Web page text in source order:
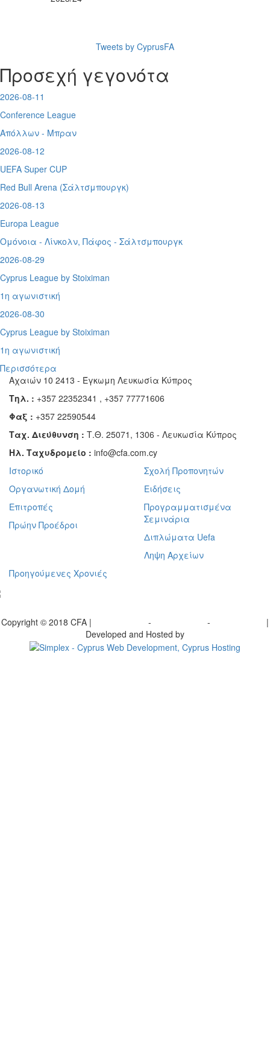
Tweets by CyprusFA
Προσεχή γεγονότα
2026-08-11
Conference League
Απόλλων - Μπραν
2026-08-12
UEFA Super CUP
Red Bull Arena (Σάλτσμπουργκ)
2026-08-13
Europa League
Ομόνοια - Λίνκολν, Πάφος - Σάλτσμπουργκ
2026-08-29
Cyprus League by Stoiximan
1η αγωνιστική
2026-08-30
Cyprus League by Stoiximan
1η αγωνιστική
Περισσότερα
Αχαιών 10 2413 - Έγκωμη Λευκωσία Κύπρος
Τηλ. : +357 22352341 , +357 77771606
Φαξ : +357 22590544
Ταχ. Διεύθυνση : Τ.Θ. 25071, 1306 - Λευκωσία Κύπρος
Ηλ. Ταχυδρομείο : info@cfa.com.cy
Ιστορικό
Οργανωτική Δομή
Επιτροπές
Πρώην Προέδροι
Σχολή Προπονητών
Ειδήσεις
Προγραμματισμένα
Σεμινάρια
Διπλώματα Uefa
Ληψη Αρχείων
Προηγούμενες Χρονιές
Copyright © 2018 CFA | - -
|
Developed and Hosted by